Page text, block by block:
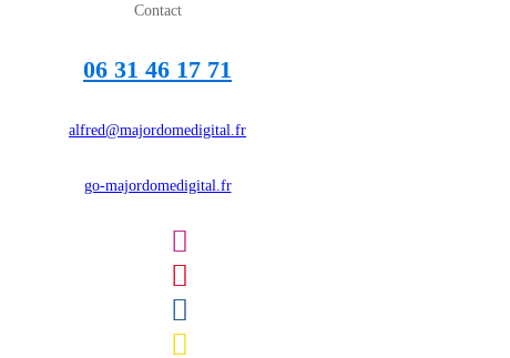
Contact
06 31 46 17 71
alfred@majordomedigital.fr
go-majordomedigital.fr